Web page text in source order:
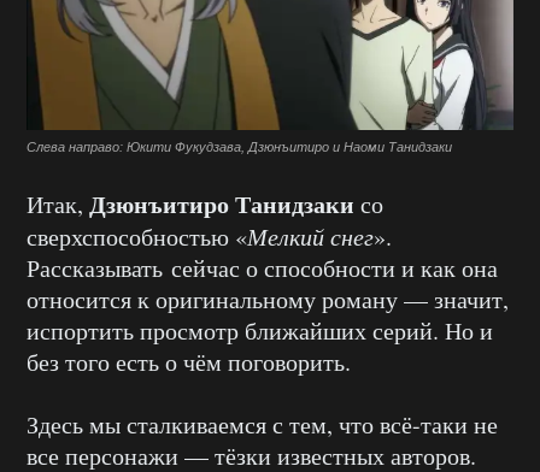
Слева направо: Юкити Фукудзава, Дзюнъитиро и Наоми Танидзаки
Итак, Дзюнъитиро Танидзаки со
сверхспособностью «Мелкий снег».
Рассказывать сейчас о способности и как она
относится к оригинальному роману — значит,
испортить просмотр ближайших серий. Но и
без того есть о чём поговорить.
Здесь мы сталкиваемся с тем, что всё-таки не
все персонажи — тёзки известных авторов.